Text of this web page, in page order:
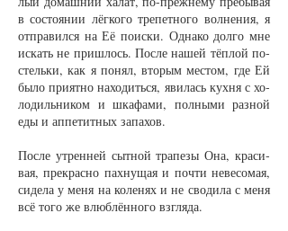
в со­сто­я­нии лёг­ко­го тре­пет­но­го вол­не­ния, я
от­пра­вил­ся на Её по­ис­ки. Од­на­ко дол­го мне
ис­кать не при­шлось. Пос­ле на­шей тёп­лой по­
стель­ки, как я по­нял, вто­рым мес­том, где Ей
бы­ло при­ят­но на­хо­дить­ся, яви­лась кух­ня с хо­
ло­диль­ни­ком и шка­фа­ми, пол­ны­ми раз­ной
еды и ап­пе­тит­ных за­па­хов.
Пос­ле ут­рен­ней сыт­ной тра­пе­зы Она, кра­си­
вая, пре­крас­но пах­ну­щая и поч­ти не­ве­со­мая,
си­де­ла у ме­ня на ко­ле­нях и не сво­ди­ла с ме­ня
всё то­го же влюб­лён­но­го взгля­да.